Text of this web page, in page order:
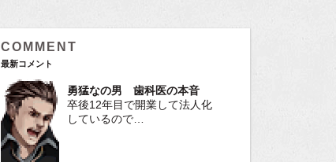
COMMENT
最新コメント
勇猛なの男 歯科医の本音
卒後12年目で開業して法人化
しているので…